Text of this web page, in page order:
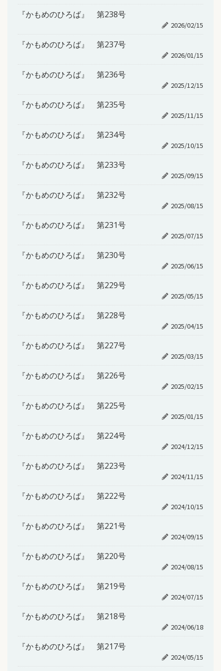
『かもめのひろば』 第238号
2026/02/15
『かもめのひろば』 第237号
2026/01/15
『かもめのひろば』 第236号
2025/12/15
『かもめのひろば』 第235号
2025/11/15
『かもめのひろば』 第234号
2025/10/15
『かもめのひろば』 第233号
2025/09/15
『かもめのひろば』 第232号
2025/08/15
『かもめのひろば』 第231号
2025/07/15
『かもめのひろば』 第230号
2025/06/15
『かもめのひろば』 第229号
2025/05/15
『かもめのひろば』 第228号
2025/04/15
『かもめのひろば』 第227号
2025/03/15
『かもめのひろば』 第226号
2025/02/15
『かもめのひろば』 第225号
2025/01/15
『かもめのひろば』 第224号
2024/12/15
『かもめのひろば』 第223号
2024/11/15
『かもめのひろば』 第222号
2024/10/15
『かもめのひろば』 第221号
2024/09/15
『かもめのひろば』 第220号
2024/08/15
『かもめのひろば』 第219号
2024/07/15
『かもめのひろば』 第218号
2024/06/18
『かもめのひろば』 第217号
2024/05/15